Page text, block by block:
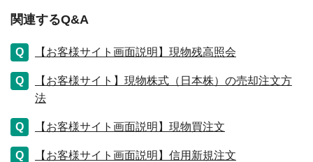
関連するQ&A
【お客様サイト画面説明】現物残高照会
【お客様サイト】現物株式（日本株）の売却注文方
法
【お客様サイト画面説明】現物買注文
【お客様サイト画面説明】信用新規注文